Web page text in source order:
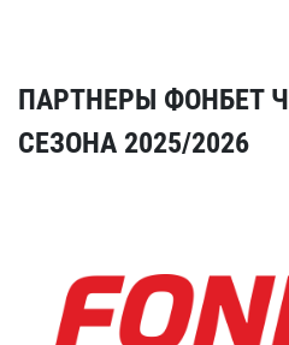
ПАРТНЕРЫ ФОНБЕТ
СЕЗОНА 2025/2026